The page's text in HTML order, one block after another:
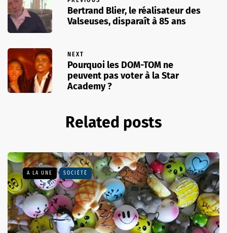
Bertrand Blier, le réalisateur des
Valseuses, disparaît à 85 ans
NEXT
Pourquoi les DOM-TOM ne
peuvent pas voter à la Star
Academy ?
Related posts
A LA UNE SOCIÉTÉ